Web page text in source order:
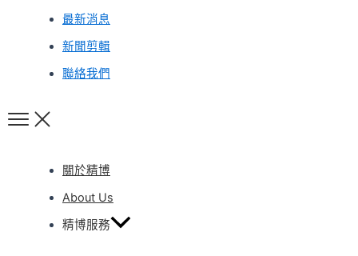
最新消息
新聞剪輯
聯絡我們
關於精博
About Us
精博服務